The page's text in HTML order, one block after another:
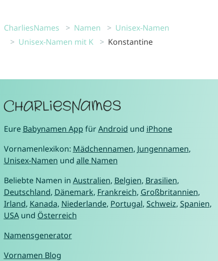
CharliesNames Namen
Unisex-Namen
Unisex-Namen mit K
Konstantine
Eure Babynamen App fürAndroid und iPhone
Vornamenlexikon: Mädchennamen, Jungennamen,
Unisex-Namen und alle Namen
Beliebte Namen in Australien, Belgien, Brasilien,
Deutschland, Dänemark, Frankreich, Großbritannien,
Irland, Kanada, Niederlande, Portugal, Schweiz, Spanien,
USAund Österreich
Namensgenerator
Vornamen Blog